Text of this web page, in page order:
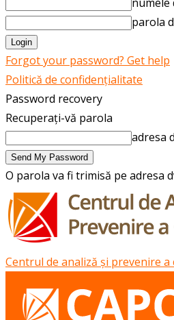
parola
Forgot your password? Get help
Politică de confidențialitate
Password recovery
Recuperați-vă parola
adresa
O parola va fi trimisă pe adresa
Centrul de analiză și prevenire